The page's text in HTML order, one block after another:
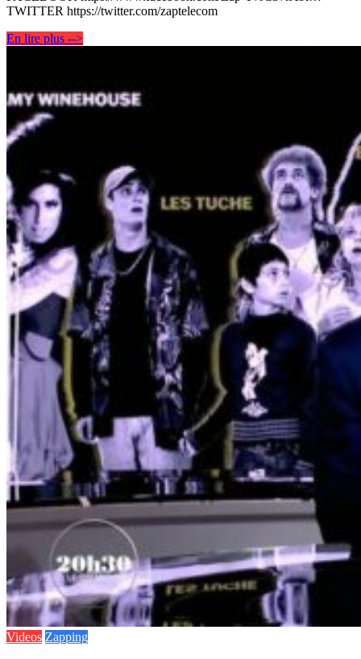
TWITTER https://twitter.com/zaptelecom
En lire plus -->
Videos Zapping